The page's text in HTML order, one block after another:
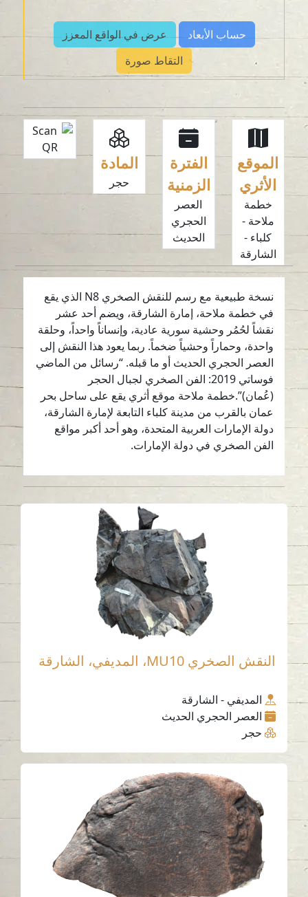
حساب الأبعاد
عرض في الواقع المعزز
التقاط صورة
الموقع
الأثري
خطمة
ملاحة -
كلباء -
الشارقة
الفترة
الزمنية
العصر
الحجري
الحديث
المادة
حجر
نسخة طبيعية مع رسم للنقش الصخري N8 الذي يقع
في خطمة ملاحة، إمارة الشارقة، ويضم أحد عشر
نقشاً لحُمُر وحشية سورية عادية، وإنساناً واحداً، وحلقة
واحدة، وحماراً وحشياً ضخماً. ربما يعود هذا النقش إلى
العصر الحجري الحديث أو ما قبله. “رسائل من الماضي
فوساتي 2019: الفن الصخري لجبال الحجر
(عُمان)”.خطمة ملاحة موقع أثري يقع على ساحل بحر
عمان بالقرب من مدينة كلباء التابعة لإمارة الشارقة،
دولة الإمارات العربية المتحدة، وهو أحد أكبر مواقع
الفن الصخري في دولة الإمارات.
النقش الصخري MU10، المديفي، الشارقة
المديفي - الشارقة
العصر الحجري الحديث
حجر